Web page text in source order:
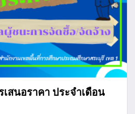
สนอราคา ประจำเดือน